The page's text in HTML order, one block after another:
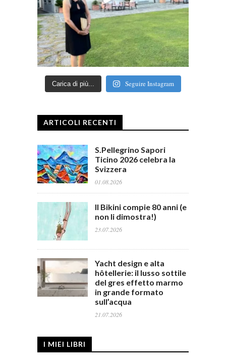
Carica di più... Seguire Instagram
ARTICOLI RECENTI
S.Pellegrino Sapori
Ticino 2026 celebra la
Svizzera
01.08.2026
Il Bikini compie 80 anni (e
non li dimostra!)
23.07.2026
Yacht design e alta
hôtellerie: il lusso sottile
del gres effetto marmo
in grande formato
sull’acqua
21.07.2026
I MIEI LIBRI